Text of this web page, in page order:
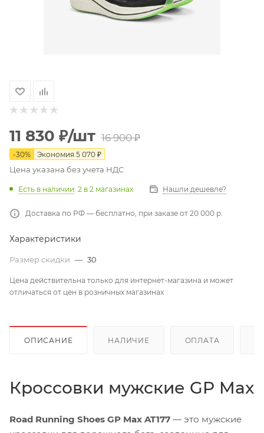
11 830 ₽/шт 16 900₽
-30% Экономия 5 070 ₽
Цена указана без учета НДС
Есть в наличии: 2 в 2 магазинах Нашли дешевле?
Доставка по РФ — бесплатно, при заказе от 20 000 р.
Характеристики
Размер скидки — 30
Цена действительна только для интернет-магазина и может
отличаться от цен в розничных магазинах
ОПИСАНИЕ НАЛИЧИЕ ОПЛАТА
Кроссовки мужские GP Max
Road Running Shoes GP Max AT177 — это мужские